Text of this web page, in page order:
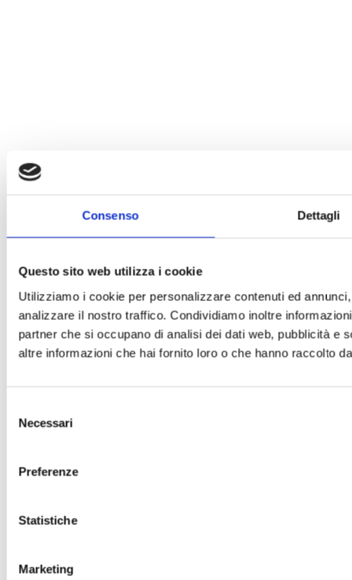
Consenso Dettagli
Questo sito web utilizza i cookie
Utilizziamo i cookie per personalizzare contenuti ed
analizzare il nostro traffico. Condividiamo inoltre
partner che si occupano di analisi dei dati web, pubblicità e
altre informazioni che hai fornito loro o che hanno raccolto
delNecessari
Preferenze
Statistiche
Marketing